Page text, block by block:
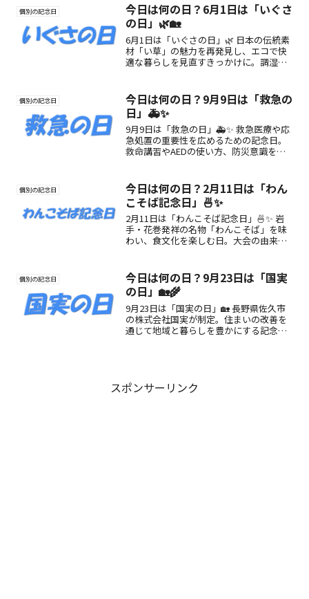
個別の記念日
今日は何の日？6月1日は「いぐさ
の日」🌿🏡
6月1日は「いぐさの日」🌿 日本の伝統素
材「い草」の魅力を再発見し、エコで快
適な暮らしを見直すきっかけに。調湿・
個別の記念日
今日は何の日？9月9日は「救急の
日」🚑✨
9月9日は「救急の日」🚑✨ 救急医療や応
急処置の重要性を広めるための記念日。
救命講習やAEDの使い方、防災意識を高
個別の記念日
今日は何の日？2月11日は「わん
こそば記念日」🍜✨
2月11日は「わんこそば記念日」🍜✨ 岩
手・花巻発祥の名物「わんこそば」を味
わい、食文化を楽しむ日。大会の由来や
個別の記念日
今日は何の日？9月23日は「国実
の日」🏡🌾
9月23日は「国実の日」🏡 長野県佐久市
の株式会社国実が制定。住まいの改善を
通じて地域と暮らしを豊かにする記念
スポンサーリンク